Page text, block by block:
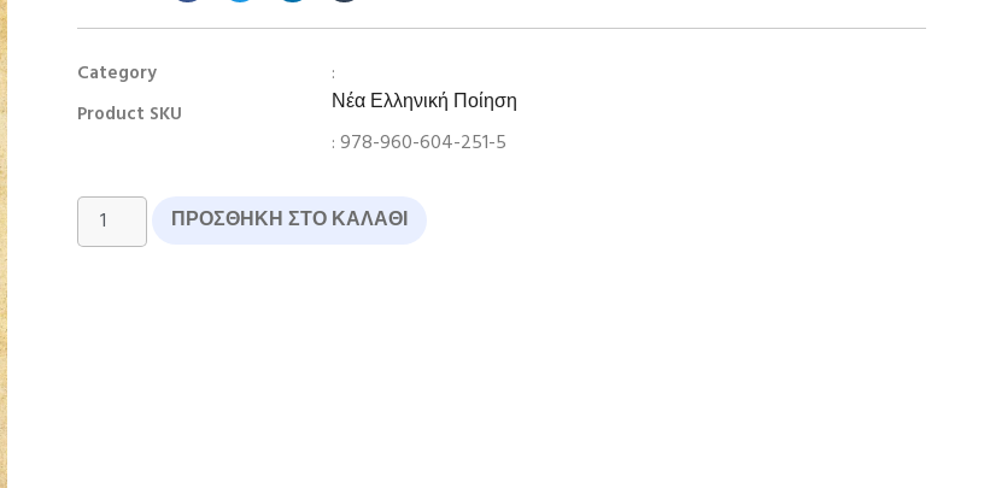
Category
Product SKU
:
Νέα Ελληνική Ποίηση
: 978-960-604-251-5
ΠΡΟΣΘΉΚΗ ΣΤΟ ΚΑΛΆΘΙ